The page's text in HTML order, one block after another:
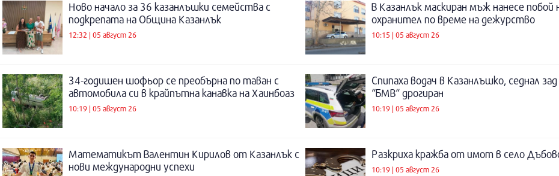
Ново начало за 36 казанлъшки семейства с
подкрепата на Община Казанлък
12:32 | 05 август 26
В Казанлък маскиран мъж нанесе побой
охранител по време на дежурство
10:15 | 05 август 26
34-годишен шофьор се преобърна по таван с
автомобила си в крайпътна канавка на Хаинбоаз
10:19 | 05 август 26
Спипаха водач в Казанлъшко, седнал
“БМВ“ дрогиран
10:19 | 05 август 26
Математикът Валентин Кирилов от Казанлък с
нови международни успехи
Разкриха кражба от имот в село
10:19 | 05 август 26